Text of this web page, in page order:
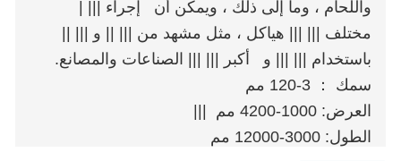
واللحام ، وما إلى ذلك ، ويمكن أن إجراء ||| |
مختلف ||| ||| هياكل ، مثل مشهد من ||| || و ||| ||
باستخدام ||| ||| و أكبر ||| ||| الصناعات والمصانع.
سمك ： 3-120 مم
العرض: 1000-4200 مم |||
الطول: 3000-12000 مم